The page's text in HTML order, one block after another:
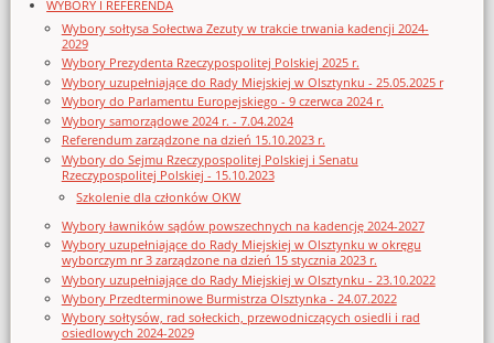
WYBORY I REFERENDA
Wybory sołtysa Sołectwa Zezuty w trakcie trwania kadencji 2024-
2029
Wybory Prezydenta Rzeczypospolitej Polskiej 2025 r.
Wybory uzupełniające do Rady Miejskiej w Olsztynku - 25.05.2025 r
Wybory do Parlamentu Europejskiego - 9 czerwca 2024 r.
Wybory samorządowe 2024 r. - 7.04.2024
Referendum zarządzone na dzień 15.10.2023 r.
Wybory do Sejmu Rzeczypospolitej Polskiej i Senatu
Rzeczypospolitej Polskiej - 15.10.2023
Szkolenie dla członków OKW
Wybory ławników sądów powszechnych na kadencję 2024-2027
Wybory uzupełniające do Rady Miejskiej w Olsztynku w okręgu
wyborczym nr 3 zarządzone na dzień 15 stycznia 2023 r.
Wybory uzupełniające do Rady Miejskiej w Olsztynku - 23.10.2022
Wybory Przedterminowe Burmistrza Olsztynka - 24.07.2022
Wybory sołtysów, rad sołeckich, przewodniczących osiedli i rad
osiedlowych 2024-2029